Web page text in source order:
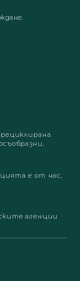
е от нас,
агенции